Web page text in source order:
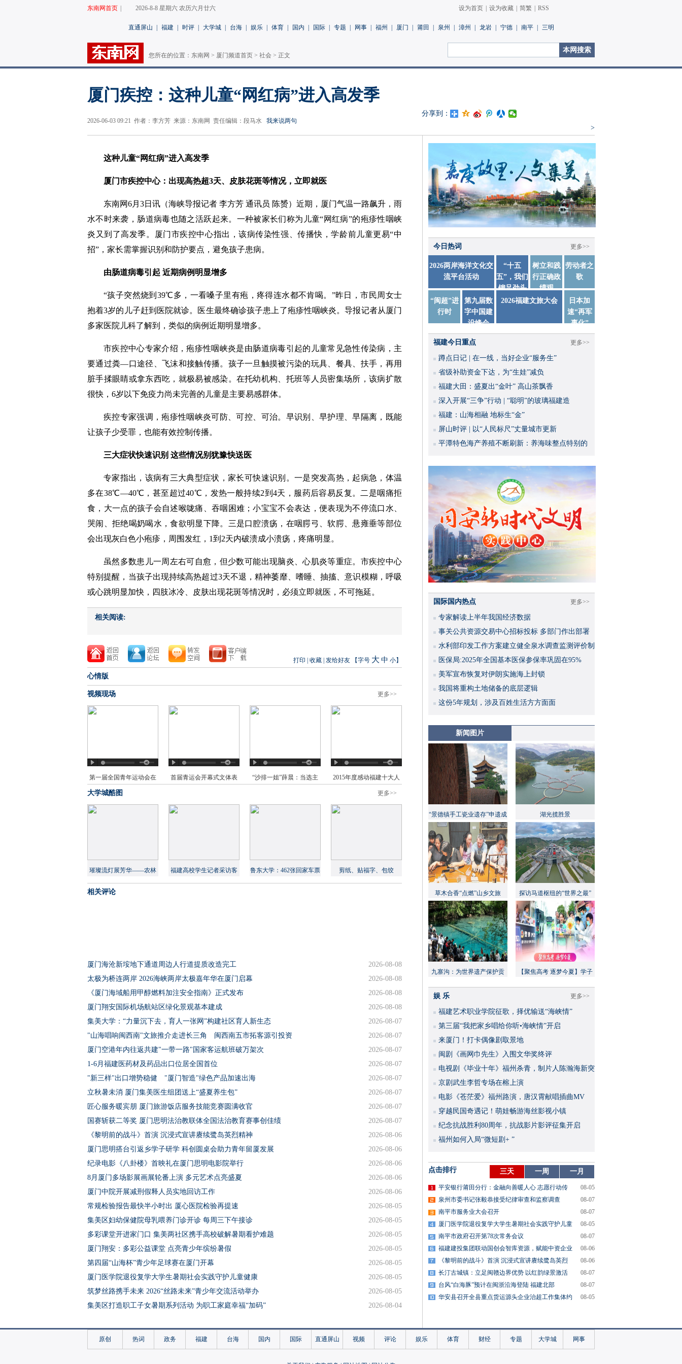
东南网首页 2026-8-8 星期六 农历六月廿六 设为首页 设为收藏 简繁 RSS
直通屏山 福建 时评 大学城 台海 娱乐 体育 国内 国际 专题 网事 福州 厦门 莆田 泉州 漳州 龙岩 宁德 南平 三明
您所在的位置： 东南网 > 厦门频道首页 > 社会 > 正文
厦门疾控：这种儿童“网红病”进入高发季
2026-06-03 09:21 作者：李方芳 来源：东南网 责任编辑：段马水 我来说两句
分享到：
>
这种儿童“网红病”进入高发季
厦门市疾控中心：出现高热超3天、皮肤花斑等情况，立即就医
东南网6月3日讯（海峡导报记者 李方芳 通讯员 陈赟） 近期，厦门气温一路飙升，雨
水不时来袭，肠道病毒也随之活跃起来。一种被家长们称为儿童“网红病”的疱疹性咽峡
炎又到了高发季。厦门市疾控中心指出，该病传染性强、传播快，学龄前儿童更易“中
招”，家长需掌握识别和防护要点，避免孩子患病。
由肠道病毒引起 近期病例明显增多
“孩子突然烧到39℃多，一看嗓子里有疱，疼得连水都不肯喝。”昨日，市民周女士
抱着3岁的儿子赶到医院就诊。医生最终确诊孩子患上了疱疹性咽峡炎。导报记者从厦门
多家医院儿科了解到，类似的病例近期明显增多。
市疾控中心专家介绍，疱疹性咽峡炎是由肠道病毒引起的儿童常见急性传染病，主
要通过粪—口途径、飞沫和接触传播。孩子一旦触摸被污染的玩具、餐具、扶手，再用
脏手揉眼睛或拿东西吃，就极易被感染。在托幼机构、托班等人员密集场所，该病扩散
很快，6岁以下免疫力尚未完善的儿童是主要易感群体。
疾控专家强调，疱疹性咽峡炎可防、可控、可治。早识别、早护理、早隔离，既能
让孩子少受罪，也能有效控制传播。
三大症状快速识别 这些情况别犹豫快送医
专家指出，该病有三大典型症状，家长可快速识别。一是突发高热，起病急，体温
多在38℃—40℃，甚至超过40℃，发热一般持续2到4天，服药后容易反复。二是咽痛拒
食，大一点的孩子会自述喉咙痛、吞咽困难；小宝宝不会表达，便表现为不停流口水、
哭闹、拒绝喝奶喝水，食欲明显下降。三是口腔溃疡，在咽腭弓、软腭、悬雍垂等部位
会出现灰白色小疱疹，周围发红，1到2天内破溃成小溃疡，疼痛明显。
虽然多数患儿一周左右可自愈，但少数可能出现脑炎、心肌炎等重症。市疾控中心
特别提醒，当孩子出现持续高热超过3天不退，精神萎靡、嗜睡、抽搐、意识模糊，呼吸
或心跳明显加快，四肢冰冷、皮肤出现花斑等情况时，必须立即就医，不可拖延。
相关阅读:
打印 收藏 发给好友 【字号 大 中 小】
心情版
更多>>
视频现场
第一届全国青年运动会在
榕开幕
首届青运会开幕式文体表
“沙排一姐”薛晨：当选主
2015年度感动福建十大人
物评选活动启动仪式在福
州举行
更多>>
大学城酷图
璀璨流灯展芳华——农林
大举办女生节系列活动
福建高校学生记者采访客
家年俗 展现文化自信
鲁东大学：462张回家车票
让贫困学生过上团圆年
剪纸、贴福字、包饺
子……外国留学生喜迎中
相关评论
2026-08-08
厦门海沧新垵地下通道周边人行道提质改造完工
2026-08-08
太极为桥连两岸 2026海峡两岸太极嘉年华在厦门启幕
2026-08-08
《厦门海域船用甲醇燃料加注安全指南》正式发布
2026-08-08
厦门翔安国际机场航站区绿化景观基本建成
2026-08-07
集美大学：“力量沉下去，育人一张网”构建社区育人新生态
2026-08-07
"山海唱响闽西南"文旅推介走进长三角 闽西南五市拓客源引投资
2026-08-07
厦门空港年内往返共建"一带一路"国家客运航班破万架次
2026-08-07
1-6月福建医药材及药品出口位居全国首位
2026-08-07
"新三样"出口增势稳健 "厦门智造"绿色产品加速出海
2026-08-07
立秋暑未消 厦门集美医生组团送上“盛夏养生包”
2026-08-07
匠心服务暖宾朋 厦门旅游饭店服务技能竞赛圆满收官
2026-08-07
国赛斩获二等奖 厦门思明法治教联体全国法治教育赛事创佳绩
2026-08-06
《黎明前的战斗》首演 沉浸式宣讲赓续鹭岛英烈精神
2026-08-06
厦门思明搭台引返乡学子研学 科创圆桌会助力青年留厦发展
2026-08-06
纪录电影《八卦楼》首映礼在厦门思明电影院举行
2026-08-06
8月厦门多场影展画展轮番上演 多元艺术点亮盛夏
2026-08-06
厦门中院开展减刑假释人员实地回访工作
2026-08-05
常规检验报告最快半小时出 厦心医院检验再提速
2026-08-05
集美区妇幼保健院母乳喂养门诊开诊 每周三下午接诊
2026-08-05
多彩课堂开进家门口 集美两社区携手高校破解暑期看护难题
2026-08-05
厦门翔安：多彩公益课堂 点亮青少年缤纷暑假
2026-08-05
第四届“山海杯”青少年足球赛在厦门开幕
2026-08-05
厦门医学院退役复学大学生暑期社会实践守护儿童健康
2026-08-05
筑梦丝路携手未来 2026“丝路未来”青少年交流活动举办
2026-08-04
集美区打造职工子女暑期系列活动 为职工家庭幸福“加码”
2026-08-04
屿见闽南聘任首批在厦台胞文化推荐官 空中钢琴秀奏响两岸共通乡情
2026-08-03
更多>>
今日热词
2026两岸海洋文化交
流平台活动
“十五
五”，我们
铆足劲头
踏实干
树立和践
行正确政
绩观
劳动者之
歌
“闽超”进
行时
第九届数
字中国建
设峰会
2026福建文旅大会
日本加
速“再军
事化”
更多>>
福建今日重点
蹲点日记 | 在一线，当好企业“服务生”
省级补助资金下达，为“生娃”减负
福建大田：盛夏出“金叶” 高山茶飘香
深入开展“三争”行动 | “聪明”的玻璃福建造
福建：山海相融 地标生“金”
屏山时评 | 以“人民标尺”丈量城市更新
平潭特色海产养殖不断刷新：养海味整点特别的
更多>>
国际国内热点
专家解读上半年我国经济数据
事关公共资源交易中心招标投标 多部门作出部署
水利部印发工作方案建立健全泉水调查监测评价制
度
医保局:2025年全国基本医保参保率巩固在95%
美军宣布恢复对伊朗实施海上封锁
我国将重构土地储备的底层逻辑
这份5年规划，涉及百姓生活方方面面
新闻图片
“景德镇手工瓷业遗存”申遗成
湖光揽胜景
草木合香“点燃”山乡文旅 探访马道枢纽的“世界之最”
九寨沟：为世界遗产保护贡
【聚焦高考 逐梦今夏】学子
更多>>
娱 乐
福建艺术职业学院征歌，择优输送“海峡情”
​第三届“我把家乡唱给你听•海峡情”开启
来厦门！打卡偶像剧取景地
闽剧《画网巾先生》入围文华奖终评
​电视剧《毕业十年》福州杀青，制片人陈瀚海新突
破
京剧武生李哲专场在榕上演
​电影《苍茫爱》福州路演，唐汉霄献唱插曲MV
穿越民国奇遇记！萌娃畅游海丝影视小镇
​纪念抗战胜利80周年，抗战影片影评征集开启
福州如何入局“微短剧+ ”
点击排行 三天 一周 一月
平安银行莆田分行：金融向善暖人心 志愿行动传
08-05
泉州市委书记张毅恭接受纪律审查和监察调查
08-07
南平市服务业大会召开
08-07
厦门医学院退役复学大学生暑期社会实践守护儿童
08-05
南平市政府召开第78次常务会议
08-07
福建建投集团联动国创会智库资源，赋能中资企业
08-06
《黎明前的战斗》首演 沉浸式宣讲赓续鹭岛英烈
08-06
长汀古城镇：立足闽赣边界优势 以红韵绿景激活
08-07
台风“白海豚”预计在闽浙沿海登陆 福建北部
08-07
华安县召开全县重点货运源头企业治超工作集体约
08-05
原创 热词 政务 福建 台海 国内 国际 直通屏山 视频 评论 娱乐 体育 财经 专题 大学城 网事